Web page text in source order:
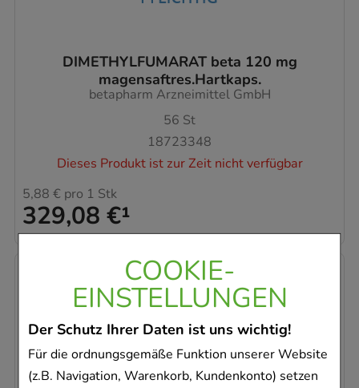
COOKIE-
EINSTELLUNGEN
Der Schutz Ihrer Daten ist uns wichtig!
Für die ordnungsgemäße Funktion unserer Website
(z.B. Navigation, Warenkorb, Kundenkonto) setzen
DIMETHYLFUMARAT beta 120 mg
magensaftres.Hartkaps.
betapharm Arzneimittel GmbH
56 St
18723348
Dieses Produkt ist zur Zeit nicht verfügbar
329,08 €¹
5,88 € pro 1 Stk